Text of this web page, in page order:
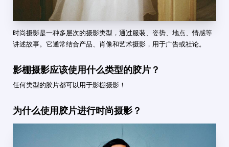
时尚摄影是一种多层次的摄影类型，通过服装、姿势、地点、情感等
讲述故事。它通常结合产品、肖像和艺术摄影，用于广告或社论。
影棚摄影应该使用什么类型的胶片？
任何类型的胶片都可以用于影棚摄影！
为什么使用胶片进行时尚摄影？